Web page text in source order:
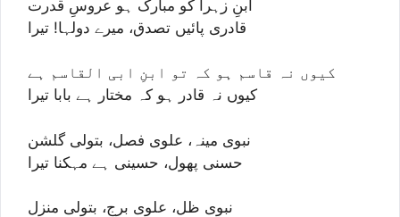
ابنِ زہرا کو مبارک ہو عروسِ قدرت
قادری پائیں تصدق، میرے دولہا! تیرا
کیوں نہ قاسم ہو کہ تو ابنِ ابی القاسم ہے
کیوں نہ قادر ہو کہ مختار ہے بابا تیرا
نبوی مینہ، علوی فصل، بتولی گلشن
حسنی پھول، حسینی ہے مہکنا تیرا
نبوی ظل، علوی برج، بتولی منزل